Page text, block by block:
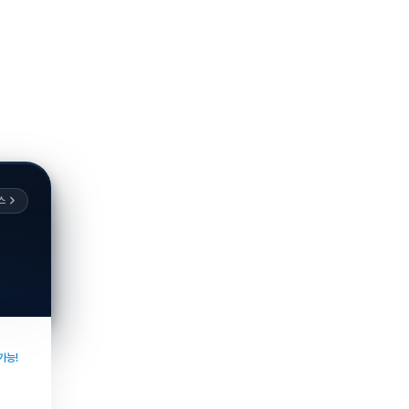
능!